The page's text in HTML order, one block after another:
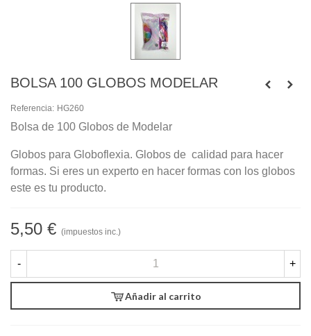
BOLSA 100 GLOBOS MODELAR
Referencia: HG260
Bolsa de 100 Globos de Modelar
Globos para Globoflexia. Globos de calidad para hacer
formas. Si eres un experto en hacer formas con los globos
este es tu producto.
5,50 € (impuestos inc.)
- +
Añadir al carrito